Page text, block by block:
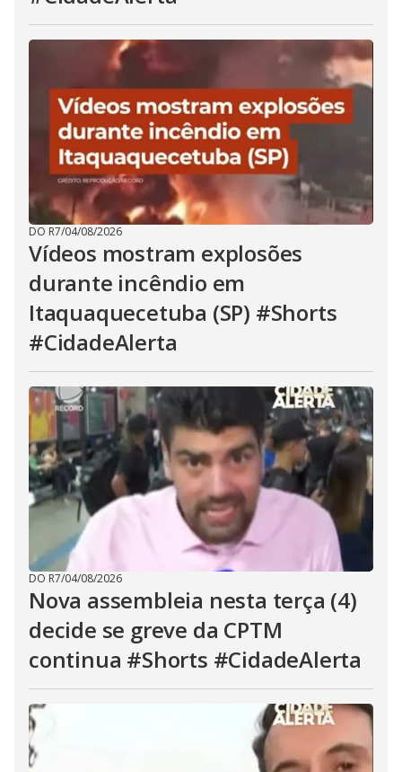
DO R7/04/08/2026
Vídeos mostram explosões
durante incêndio em
Itaquaquecetuba (SP) #Shorts
#CidadeAlerta
DO R7/04/08/2026
Nova assembleia nesta terça (4)
decide se greve da CPTM
continua #Shorts #CidadeAlerta